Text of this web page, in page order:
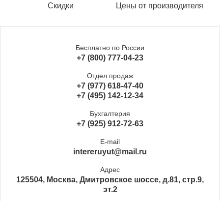
Скидки Цены от производителя
Бесплатно по России
+7 (800) 777-04-23
Отдел продаж
+7 (977) 618-47-40
+7 (495) 142-12-34
Бухгалтерия
+7 (925) 912-72-63
E-mail
intereruyut@mail.ru
Адрес
125504, Москва, Дмитровское шоссе, д.81, стр.9,
эт.2